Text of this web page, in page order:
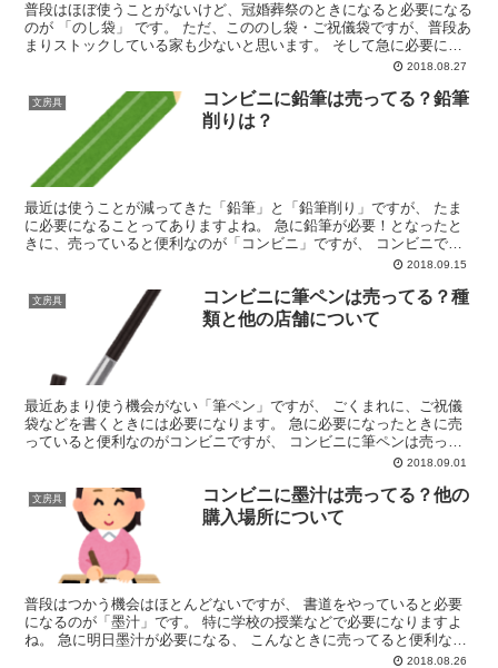
普段はほぼ使うことがないけど、冠婚葬祭のときになると必要になる
のが 「のし袋」 です。 ただ、こののし袋・ご祝儀袋ですが、普段あ
まりストックしている家も少ないと思います。 そして急に必要にな
2018.08.27
文房具
コンビニに鉛筆は売ってる？鉛筆
削りは？
最近は使うことが減ってきた「鉛筆」と「鉛筆削り」ですが、 たま
に必要になることってありますよね。 急に鉛筆が必要！となったと
きに、売っていると便利なのが「コンビニ」ですが、 コンビニでは
鉛筆は売っているのでしょうか？ また、鉛筆削りについて...2018.09.15
文房具
コンビニに筆ペンは売ってる？種
類と他の店舗について
最近あまり使う機会がない「筆ペン」ですが、 ごくまれに、ご祝儀
袋などを書くときには必要になります。 急に必要になったときに売
っていると便利なのがコンビニですが、 コンビニに筆ペンは売って
2018.09.01
文房具
コンビニに墨汁は売ってる？他の
購入場所について
普段はつかう機会はほとんどないですが、 書道をやっていると必要
になるのが「墨汁」です。 特に学校の授業などで必要になりますよ
ね。 急に明日墨汁が必要になる、 こんなときに売ってると便利なの
がコンビニです。 では、コンビニに墨汁は売っているの...2018.08.26